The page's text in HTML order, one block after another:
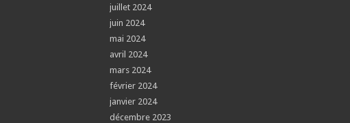
juillet 2024
juin 2024
mai 2024
avril 2024
mars 2024
février 2024
janvier 2024
décembre 2023